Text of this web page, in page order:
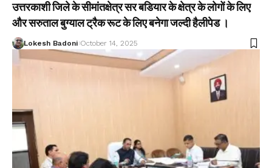
उत्तरकाशी जिले के सीमांतक्षेत्र सर बडियार के क्षेत्र के लोगों के लिए
और सरुताल बुग्याल ट्रैक रूट के लिए बनेगा जल्दी हैलीपेड ।
Lokesh Badoni October 14, 2025